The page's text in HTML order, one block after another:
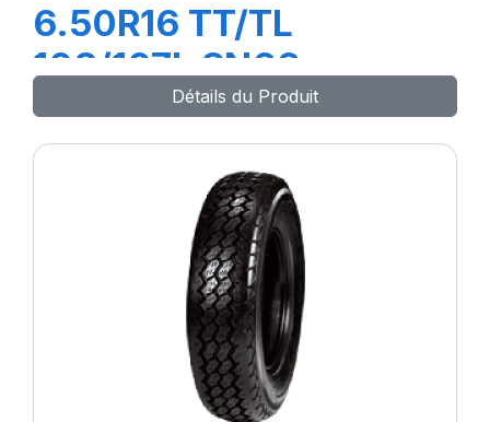
6.50R16 TT/TL
108/107L SN66
Détails du Produit